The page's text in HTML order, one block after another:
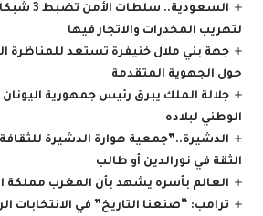
السعودية..
لتهريب المخدرات والاتجار فيها
جهة بني ملال خنيفرة تستعد للمناظرة
حول الجهوية المتقدمة
جلالة الملك يبرق رئيس جمهورية
الوطني لبلاده
الدشيرة..”جمعية هوارة الدشيرة
الثقة في نورالدين أو طالب
العالم بأسره يشهد بأن المغرب مملكة
ترامب: “صنعنا التاريخ” في الانتخابات